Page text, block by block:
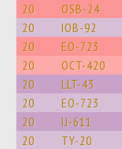
20 OSB-24
20 IOB-92
20 EO-723
20 OCT-420
20 LLT-43
20 EO-723
20 IJ-611
20 TY-20